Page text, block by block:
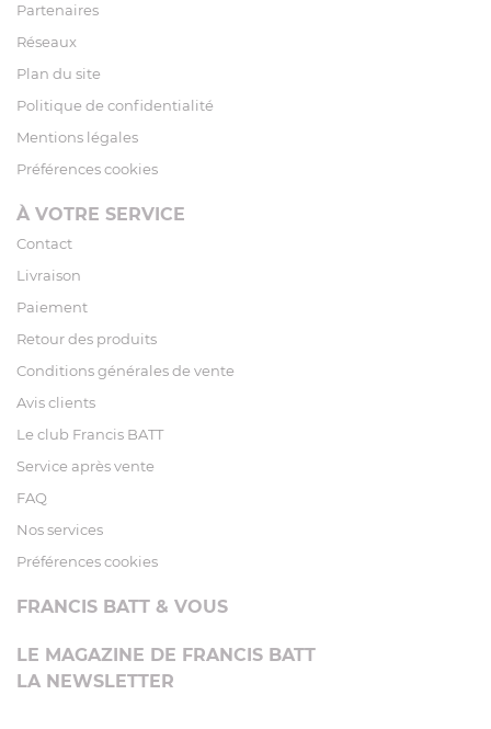
Partenaires
Réseaux
Plan du site
Politique de confidentialité
Mentions légales
Préférences cookies
À VOTRE SERVICE
Contact
Livraison
Paiement
Retour des produits
Conditions générales de vente
Avis clients
Le club Francis BATT
Service après vente
FAQ
Nos services
Préférences cookies
FRANCIS BATT & VOUS
LE MAGAZINE DE FRANCIS BATT
LA NEWSLETTER